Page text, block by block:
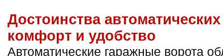
Достоинства
комфорт и удобство
Автоматические гаражные ворота